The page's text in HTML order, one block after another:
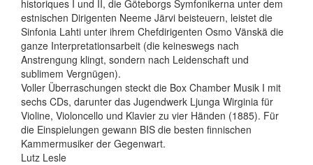
historiques I und II, die Göteborgs Symfonikerna unter dem
estnischen Dirigenten Neeme Järvi beisteuern, leistet die
Sinfonia Lahti unter ihrem Chefdirigenten Osmo Vänskä die
ganze Interpretationsarbeit (die keineswegs nach
Anstrengung klingt, sondern nach Leidenschaft und
sublimem Vergnügen).
Voller Überraschungen steckt die Box Chamber Musik I mit
sechs CDs, darunter das Jugendwerk Ljunga Wirginia für
Violine, Violoncello und Klavier zu vier Händen (1885). Für
die Einspielungen gewann BIS die besten finnischen
Kammermusiker der Gegenwart.
Lutz Lesle